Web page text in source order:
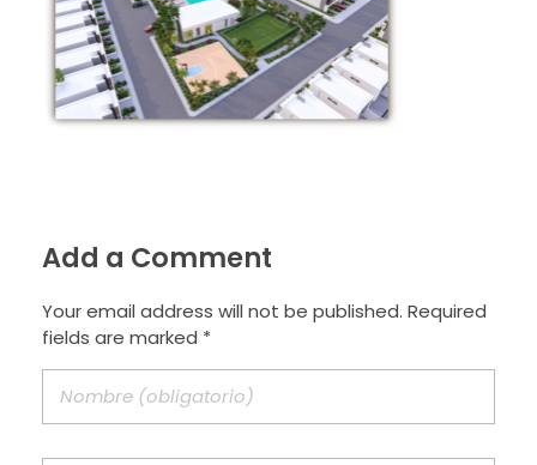
Add a Comment
Your email address will not be published. Required
fields are marked *